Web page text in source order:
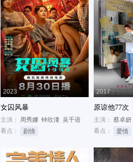
2023
女囚风暴
主演： 周秀娜 钟欣潼 吴千语
看点：
剧情
2017
原谅他77次
主演： 蔡卓妍
看点：
爱情